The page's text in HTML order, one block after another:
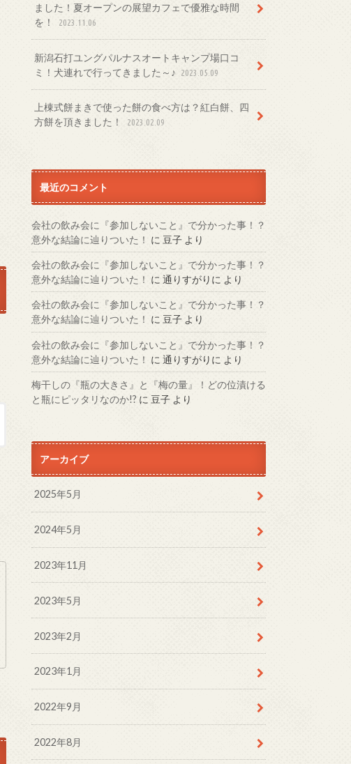
ました！夏オープンの展望カフェで優雅な時間
を！
2023.11.06
新潟石打ユングパルナスオートキャンプ場口コ
ミ！犬連れで行ってきました～♪
2023.05.09
上棟式餅まきで使った餅の食べ方は？紅白餅、四
方餅を頂きました！
2023.02.09
最近のコメント
会社の飲み会に『参加しないこと』で分かった事！？
意外な結論に辿りついた！ に 豆子 より
会社の飲み会に『参加しないこと』で分かった事！？
意外な結論に辿りついた！ に 通りすがりに より
会社の飲み会に『参加しないこと』で分かった事！？
意外な結論に辿りついた！ に 豆子 より
会社の飲み会に『参加しないこと』で分かった事！？
意外な結論に辿りついた！ に 通りすがりに より
梅干しの『瓶の大きさ』と『梅の量』！どの位漬ける
と瓶にピッタリなのか!? に 豆子 より
アーカイブ
2025年5月
2024年5月
2023年11月
2023年5月
2023年2月
2023年1月
2022年9月
2022年8月